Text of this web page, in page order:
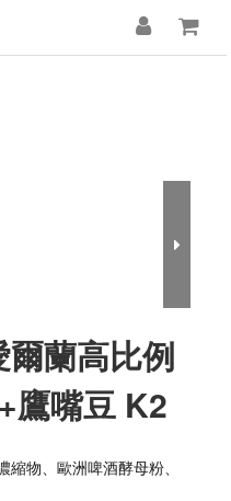
爾蘭高比例
鷹嘴豆 K2
物、歐洲啤酒酵母粉、